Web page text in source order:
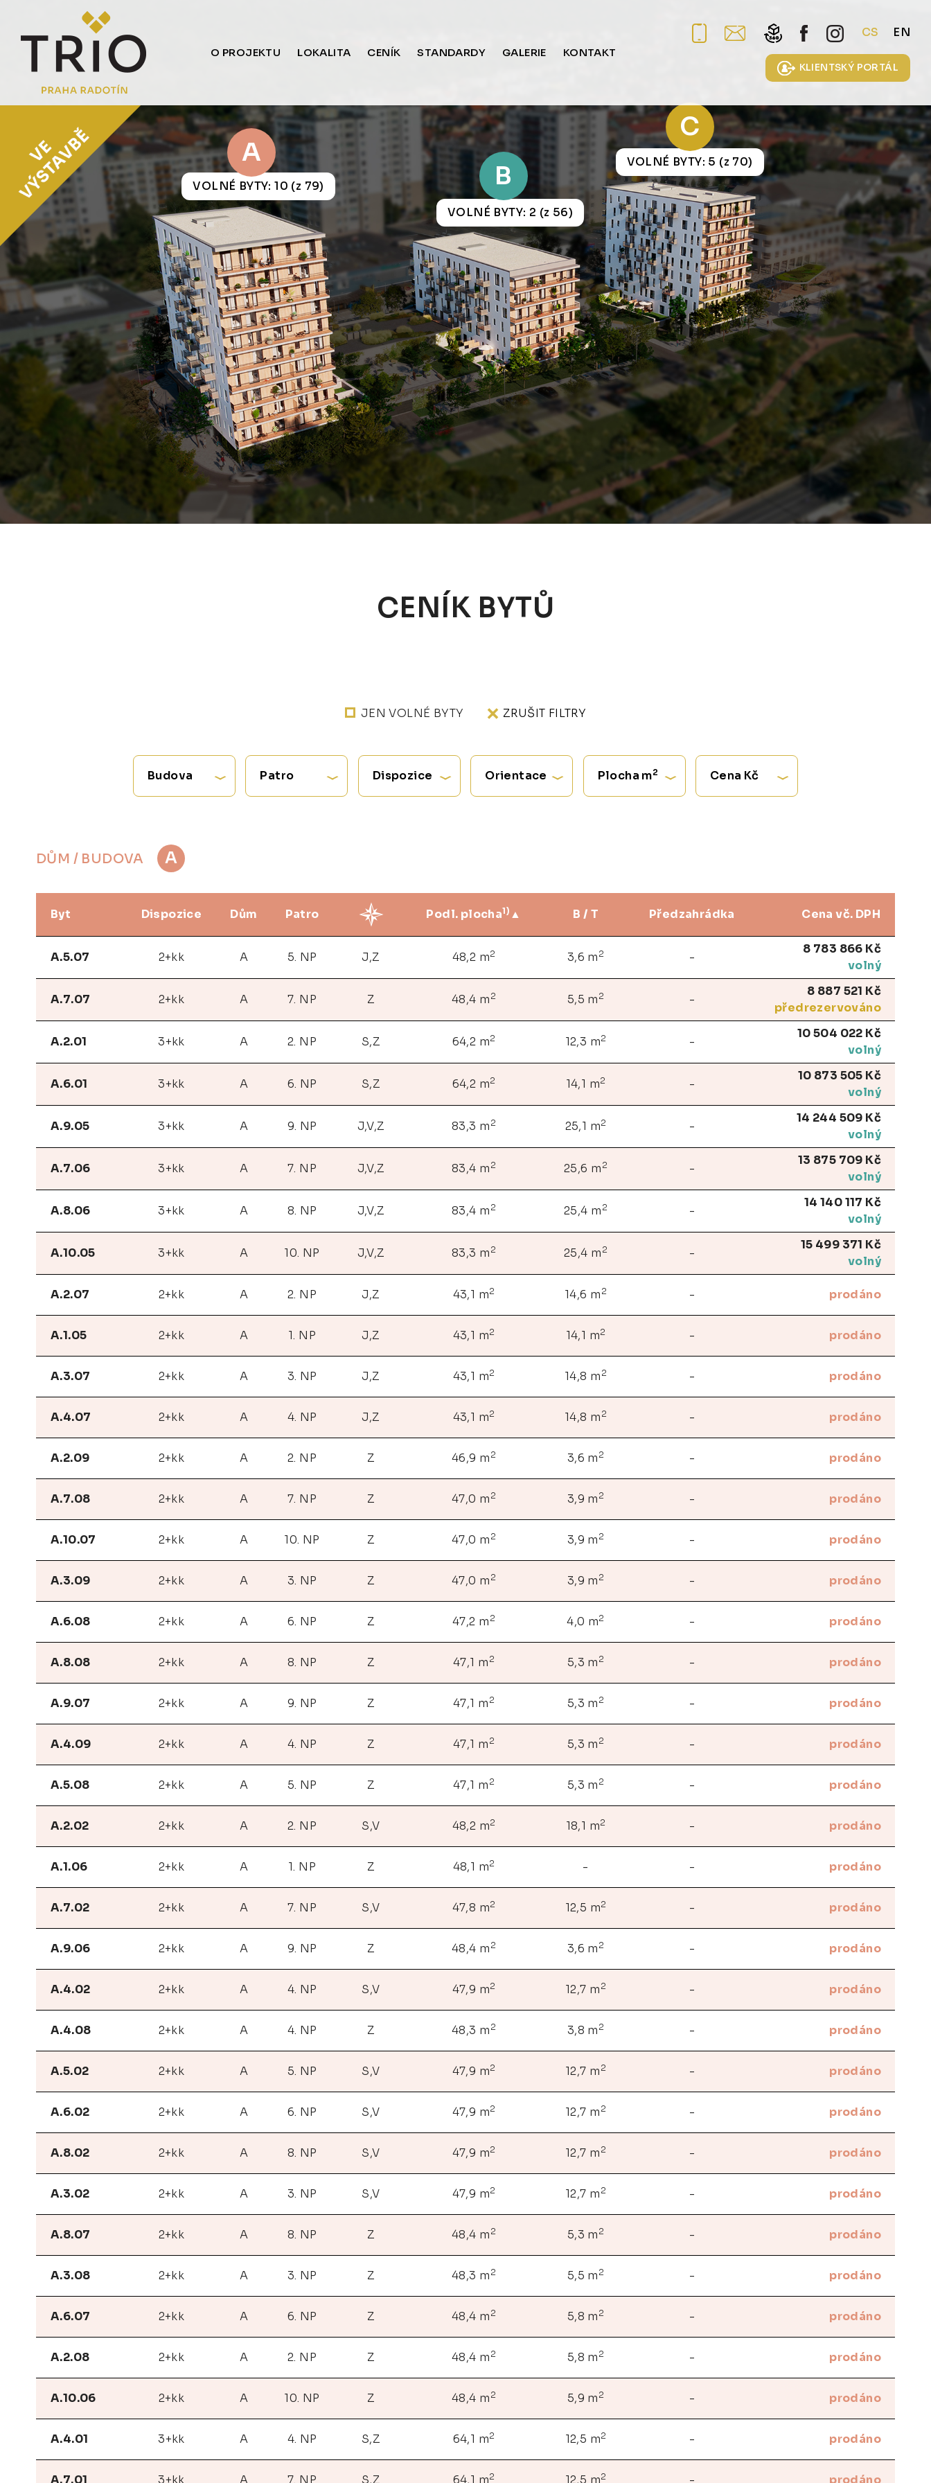
O PROJEKTU LOKALITA CENÍK STANDARDY GALERIE KONTAKT
CS EN
KLIENTSKÝ PORTÁL
A
B
C
VOLNÉ BYTY: 10 (z 79)
VOLNÉ BYTY: 2 (z 56)
VOLNÉ BYTY: 5 (z 70)
CENÍK BYTŮ
JEN VOLNÉ BYTY ZRUŠIT FILTRY
Budova Patro Dispozice Orientace Plocha m2 Cena Kč
DŮM / BUDOVA A
Byt Dispozice Dům Patro Podl. plocha1) B / T Předzahrádka Cena vč. DPH
A.5.07 2+kk A 5. NP J,Z 48,2 m2 3,6 m 2 -
8 783 866 Kč
volný
A.7.07 2+kk A 7. NP Z 48,4 m 2 5,5 m 2 -
8 887 521 Kč
předrezervováno
A.2.01 3+kk A 2. NP S,Z 64,2 m2 12,3 m2 -
10 504 022 Kč
volný
A.6.01 3+kk A 6. NP S,Z 64,2 m2 14,1 m2 -
10 873 505 Kč
volný
A.9.05 3+kk A 9. NP J,V,Z 83,3 m 2 25,1 m2 -
14 244 509 Kč
volný
A.7.06 3+kk A 7. NP J,V,Z 83,4 m 2 25,6 m 2 -
13 875 709 Kč
volný
A.8.06 3+kk A 8. NP J,V,Z 83,4 m 2 25,4 m 2 -
14 140 117 Kč
volný
A.10.05 3+kk A 10. NP J,V,Z 83,3 m 2 25,4 m 2 -
15 499 371 Kč
volný
A.2.07 2+kk A 2. NP J,Z 43,1 m2 14,6 m 2 - prodáno
A.1.05 2+kk A 1. NP J,Z 43,1 m2 14,1 m2 - prodáno
A.3.07 2+kk A 3. NP J,Z 43,1 m2 14,8 m 2 - prodáno
A.4.07 2+kk A 4. NP J,Z 43,1 m2 14,8 m 2 - prodáno
A.2.09 2+kk A 2. NP Z 46,9 m 2 3,6 m 2 - prodáno
A.7.08 2+kk A 7. NP Z 47,0 m 2 3,9 m 2 - prodáno
A.10.07 2+kk A 10. NP Z 47,0 m 2 3,9 m 2 - prodáno
A.3.09 2+kk A 3. NP Z 47,0 m 2 3,9 m 2 - prodáno
A.6.08 2+kk A 6. NP Z 47,2 m 2 4,0 m2 - prodáno
A.8.08 2+kk A 8. NP Z 47,1 m 2 5,3 m 2 - prodáno
A.9.07 2+kk A 9. NP Z 47,1 m 2 5,3 m 2 - prodáno
A.4.09 2+kk A 4. NP Z 47,1 m 2 5,3 m 2 - prodáno
A.5.08 2+kk A 5. NP Z 47,1 m 2 5,3 m 2 - prodáno
A.2.02 2+kk A 2. NP S,V 48,2 m2 18,1 m2 - prodáno
A.1.06 2+kk A 1. NP Z 48,1 m2 - - prodáno
A.7.02 2+kk A 7. NP S,V 47,8 m2 12,5 m2 - prodáno
A.9.06 2+kk A 9. NP Z 48,4 m 2 3,6 m 2 - prodáno
A.4.02 2+kk A 4. NP S,V 47,9 m2 12,7 m 2 - prodáno
A.4.08 2+kk A 4. NP Z 48,3 m 2 3,8 m 2 - prodáno
A.5.02 2+kk A 5. NP S,V 47,9 m2 12,7 m 2 - prodáno
A.6.02 2+kk A 6. NP S,V 47,9 m2 12,7 m 2 - prodáno
A.8.02 2+kk A 8. NP S,V 47,9 m2 12,7 m 2 - prodáno
A.3.02 2+kk A 3. NP S,V 47,9 m2 12,7 m 2 - prodáno
A.8.07 2+kk A 8. NP Z 48,4 m 2 5,3 m 2 - prodáno
A.3.08 2+kk A 3. NP Z 48,3 m 2 5,5 m 2 - prodáno
A.6.07 2+kk A 6. NP Z 48,4 m 2 5,8 m 2 - prodáno
A.2.08 2+kk A 2. NP Z 48,4 m 2 5,8 m 2 - prodáno
A.10.06 2+kk A 10. NP Z 48,4 m 2 5,9 m 2 - prodáno
A.4.01 3+kk A 4. NP S,Z 64,1 m2 12,5 m2 - prodáno
A.7.01 3+kk A 7. NP S,Z 64,1 m2 12,5 m2 - prodáno